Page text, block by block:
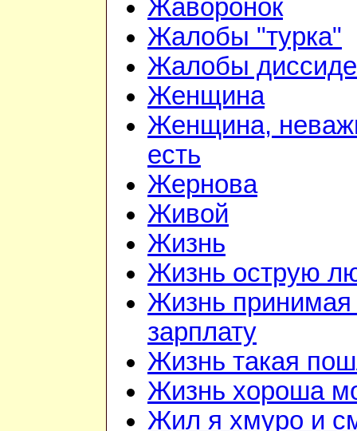
Жаворонок
Жалобы "турка"
Жалобы
Женщина
Женщина,
есть
Жернова
Живой
Жизнь
Жизнь острую
Жизнь
зарплату
Жизнь такая
Жизнь хороша
Жил я хмуро и